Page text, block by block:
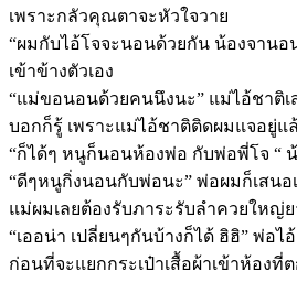
เพราะกลัวคุณตาจะหัวใจวาย
“ผมกับไอ้โจจะนอนด้วยกัน น้องจานอ
เข้าข้างตัวเอง
“แม่ขอนอนด้วยคนนึงนะ” แม่ไอ้ชาติเ
บอกก็รู้ เพราะแม่ไอ้ชาติติดผมแจอยู่แ
“ก็ได้ๆ หนูก็นอนห้องพ่อ กับพ่อพี่โจ “
“ดีๆหนูกิ่งนอนกับพ่อนะ” พ่อผมก็เสนอ
แม่ผมเลยต้องรับภาระรับลำควยใหญ่
“เออน่า เปลี่ยนๆกันบ้างก็ได้ ฮิฮิ” พ่อ
ก่อนที่จะแยกกระเป๋าเสื้อผ้าเข้าห้องที่